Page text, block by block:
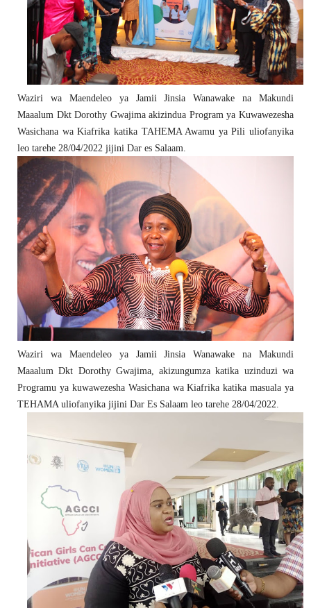
Waziri wa Maendeleo ya Jamii Jinsia Wanawake na Makundi
Maaalum Dkt Dorothy Gwajima akizindua Program ya Kuwawezesha
Wasichana wa Kiafrika katika TAHEMA Awamu ya Pili uliofanyika
leo tarehe 28/04/2022 jijini Dar es Salaam.
Waziri wa Maendeleo ya Jamii Jinsia Wanawake na Makundi
Maaalum Dkt Dorothy Gwajima, akizungumza katika uzinduzi wa
Programu ya kuwawezesha Wasichana wa Kiafrika katika masuala ya
TEHAMA uliofanyika jijini Dar Es Salaam leo tarehe 28/04/2022.